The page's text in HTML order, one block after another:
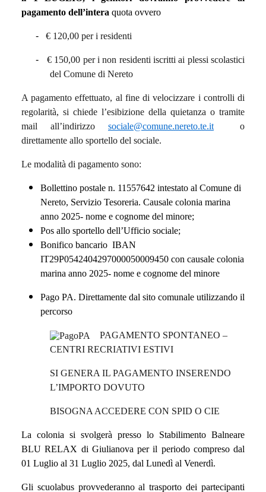
pagamento dell’intera quota ovvero
- € 120,00 per i residenti
-
€ 150,00 per i non residenti iscritti ai plessi scolastici
del Comune di Nereto
A pagamento effettuato, al fine di velocizzare i controlli di
regolarità, si chiede l’esibizione della quietanza o tramite
mail all’indirizzo sociale@comune.nereto.te.it
o
direttamente allo sportello del sociale.
Le modalità di pagamento sono:
Bollettino postale n. 11557642 intestato al Comune di
Nereto, Servizio Tesoreria. Causale colonia marina
anno 2025- nome e cognome del minore;
Pos allo sportello dell’Ufficio sociale;
Bonifico bancario IBAN
IT29P0542404297000050009450 con causale colonia
marina anno 2025- nome e cognome del minore
Pago PA. Direttamente dal sito comunale utilizzando il
percorso
PAGAMENTO SPONTANEO –
CENTRI RECRIATIVI ESTIVI
SI GENERA IL PAGAMENTO INSERENDO
L’IMPORTO DOVUTO
BISOGNA ACCEDERE CON SPID O CIE
La colonia si svolgerà presso lo Stabilimento Balneare
BLU RELAX di Giulianova per il periodo compreso dal
01 Luglio al 31 Luglio 2025, dal Lunedì al Venerdì.
Gli scuolabus provvederanno al trasporto dei partecipanti